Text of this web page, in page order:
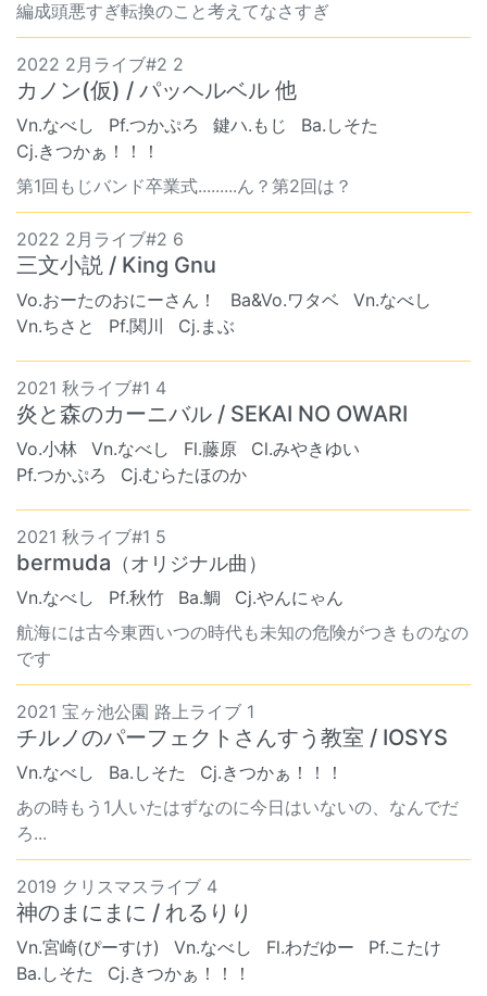
編成頭悪すぎ転換のこと考えてなさすぎ
2022 2月ライブ#2 2
カノン(仮) / パッヘルベル 他
Vn.なべし Pf.つかぷろ 鍵ハ.もじ
Ba.しそた
Cj.きつかぁ！！！
第1回もじバンド卒業式.........ん？第2回は？
2022 2月ライブ#2 6
三文小説 / King Gnu
Vo.おーたのおにーさん！ Ba&Vo.ワタベ
Vn.なべし
Vn.ちさと
Pf.関川 Cj.まぶ
2021 秋ライブ#1 4
炎と森のカーニバル / SEKAI NO OWARI
Vo.小林 Vn.なべし Fl.藤原
Cl.みやきゆい
Pf.つかぷろ
Cj.むらたほのか
2021 秋ライブ#1 5
bermuda （オリジナル曲）
Vn.なべし Pf.秋竹 Ba.鯛
Cj.やんにゃん
航海には古今東西いつの時代も未知の危険がつきものなの
です
2021 宝ヶ池公園 路上ライブ 1
チルノのパーフェクトさんすう教室 / IOSYS
Vn.なべし Ba.しそた
Cj.きつかぁ！！！
あの時もう1人いたはずなのに今日はいないの、なんでだ
ろ...
2019 クリスマスライブ 4
神のまにまに / れるりり
Vn.宮崎(ぴーすけ) Vn.なべし Fl.わだゆー
Pf.こたけ
Ba.しそた
Cj.きつかぁ！！！